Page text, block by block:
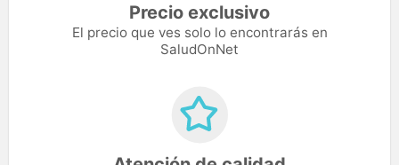
Precio exclusivo
El precio que ves solo lo encontrarás en
SaludOnNet